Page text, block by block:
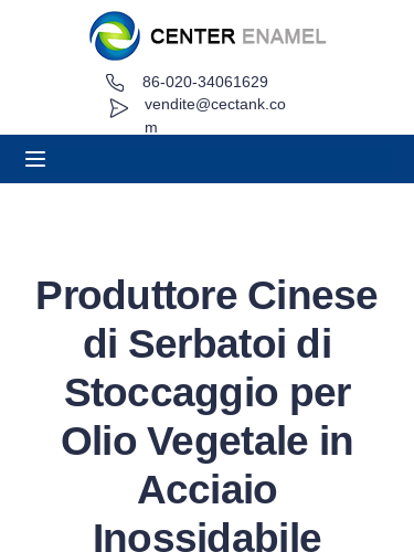
vendite@cectank.co
m
86-020-34061629
Produttore Cinese
di Serbatoi di
Stoccaggio per
Olio Vegetale in
Acciaio
Inossidabile
Di
Richiedi preventivo
Notizia